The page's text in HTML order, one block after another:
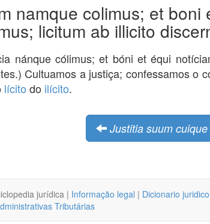
namque colimus; et
licitum ab illicito
nánque cólimus; et bóni et équi
Cultuamos a justiça; confessamos o
lícito do ilícito.
Justitia suum
jurídica | Informação legal | Dicionario
Tributárias